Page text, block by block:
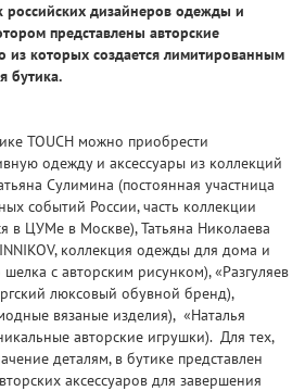
российских дизайнеров одежды и
представлены авторские
из которых создается лимитированным
бутика.
TOUCH можно приобрести
одежду и аксессуары из коллекций
Сулимина (постоянная участница
событий России, часть коллекции
в ЦУМе в Москве), Татьяна Николаева
коллекция одежды для дома и
с авторским рисунком), «Разгуляев
люксовый обувной бренд),
вязаные изделия), «Наталья
авторские игрушки). Для тех,
деталям, в бутике представлен
аксессуаров для завершения